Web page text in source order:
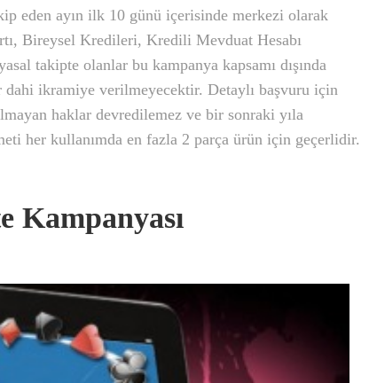
eden ayın ilk 10 günü içerisinde merkezi olarak
Bireysel Kredileri, Kredili Mevduat Hesabı
takipte olanlar bu kampanya kapsamı dışında
dahi ikramiye verilmeyecektir. Detaylı başvuru için
haklar devredilemez ve bir sonraki yıla
her kullanımda en fazla 2 parça ürün için geçerlidir.
Kampanyası